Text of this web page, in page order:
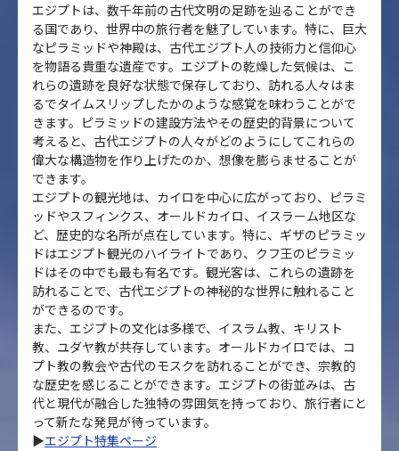
エジプトは、数千年前の古代文明の足跡を辿ることができ
る国であり、世界中の旅行者を魅了しています。特に、巨大
なピラミッドや神殿は、古代エジプト人の技術力と信仰心
を物語る貴重な遺産です。エジプトの乾燥した気候は、こ
れらの遺跡を良好な状態で保存しており、訪れる人々はま
るでタイムスリップしたかのような感覚を味わうことがで
きます。ピラミッドの建設方法やその歴史的背景について
考えると、古代エジプトの人々がどのようにしてこれらの
偉大な構造物を作り上げたのか、想像を膨らませることが
できます。
エジプトの観光地は、カイロを中心に広がっており、ピラミ
ッドやスフィンクス、オールドカイロ、イスラーム地区な
ど、歴史的な名所が点在しています。特に、ギザのピラミッ
ドはエジプト観光のハイライトであり、クフ王のピラミッ
ドはその中でも最も有名です。観光客は、これらの遺跡を
訪れることで、古代エジプトの神秘的な世界に触れること
ができるのです。
また、エジプトの文化は多様で、イスラム教、キリスト
教、ユダヤ教が共存しています。オールドカイロでは、コ
プト教の教会や古代のモスクを訪れることができ、宗教的
な歴史を感じることができます。エジプトの街並みは、古
代と現代が融合した独特の雰囲気を持っており、旅行者にと
って新たな発見が待っています。
▶エジプト特集ページ